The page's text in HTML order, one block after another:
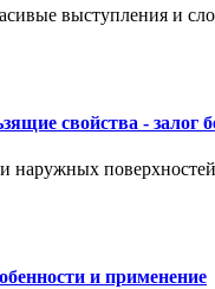
выступления и
свойства - залог
и применение